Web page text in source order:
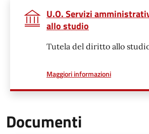
U.O. Servizi
allo studio
Tutela del diritto allo
Maggiori informazionia proposito di
Documenti